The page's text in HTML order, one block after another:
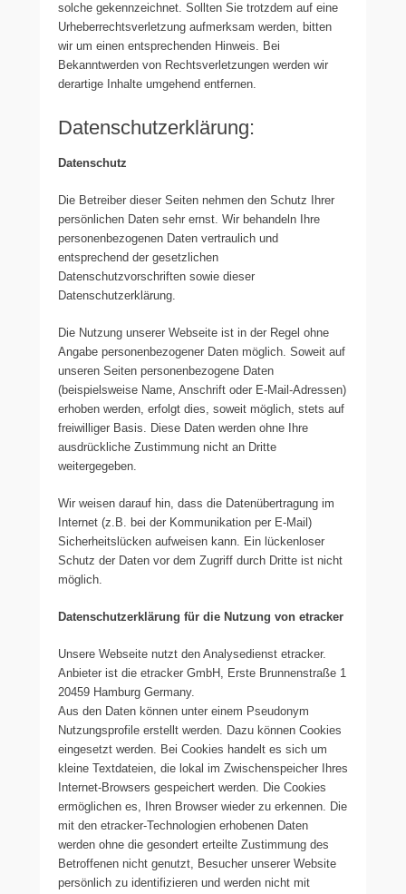
solche gekennzeichnet. Sollten Sie trotzdem auf eine
Urheberrechtsverletzung aufmerksam werden, bitten
wir um einen entsprechenden Hinweis. Bei
Bekanntwerden von Rechtsverletzungen werden wir
derartige Inhalte umgehend entfernen.
Datenschutzerklärung:
Datenschutz
Die Betreiber dieser Seiten nehmen den Schutz Ihrer
persönlichen Daten sehr ernst. Wir behandeln Ihre
personenbezogenen Daten vertraulich und
entsprechend der gesetzlichen
Datenschutzvorschriften sowie dieser
Datenschutzerklärung.
Die Nutzung unserer Webseite ist in der Regel ohne
Angabe personenbezogener Daten möglich. Soweit auf
unseren Seiten personenbezogene Daten
(beispielsweise Name, Anschrift oder E-Mail-Adressen)
erhoben werden, erfolgt dies, soweit möglich, stets auf
freiwilliger Basis. Diese Daten werden ohne Ihre
ausdrückliche Zustimmung nicht an Dritte
weitergegeben.
Wir weisen darauf hin, dass die Datenübertragung im
Internet (z.B. bei der Kommunikation per E-Mail)
Sicherheitslücken aufweisen kann. Ein lückenloser
Schutz der Daten vor dem Zugriff durch Dritte ist nicht
möglich.
Datenschutzerklärung für die Nutzung von etracker
Unsere Webseite nutzt den Analysedienst etracker.
Anbieter ist die etracker GmbH, Erste Brunnenstraße 1
20459 Hamburg Germany.
Aus den Daten können unter einem Pseudonym
Nutzungsprofile erstellt werden. Dazu können Cookies
eingesetzt werden. Bei Cookies handelt es sich um
kleine Textdateien, die lokal im Zwischenspeicher Ihres
Internet-Browsers gespeichert werden. Die Cookies
ermöglichen es, Ihren Browser wieder zu erkennen. Die
mit den etracker-Technologien erhobenen Daten
werden ohne die gesondert erteilte Zustimmung des
Betroffenen nicht genutzt, Besucher unserer Website
persönlich zu identifizieren und werden nicht mit